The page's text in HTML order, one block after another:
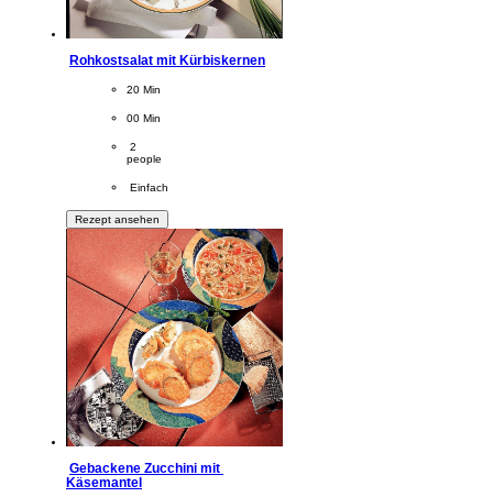
Rohkostsalat mit Kürbiskernen
CookingTime
20 Min
PreparationTime
00 Min
Servings
2
people
Difficulty
Einfach
Rezept ansehen
Gebackene Zucchini mit
Käsemantel